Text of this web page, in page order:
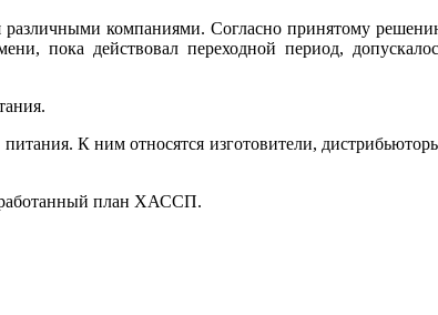
различными компаниями. Согласно принятому
пока действовал переходной период,
К ним относятся изготовители,
план ХАССП.